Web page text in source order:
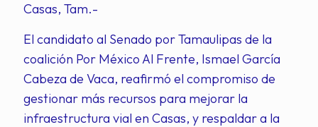
Casas, Tam.-
El candidato al Senado por Tamaulipas de la
coalición Por México Al Frente, Ismael García
Cabeza de Vaca, reafirmó el compromiso de
gestionar más recursos para mejorar la
infraestructura vial en Casas, y respaldar a la